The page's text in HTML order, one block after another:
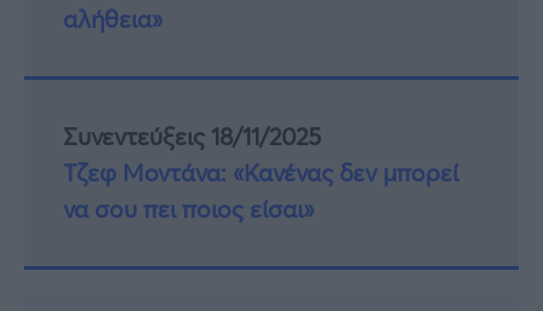
αλήθεια»
Συνεντεύξεις 18/11/2025
Τζεφ Μοντάνα: «Κανένας δεν μπορεί
να σου πει ποιος είσαι»